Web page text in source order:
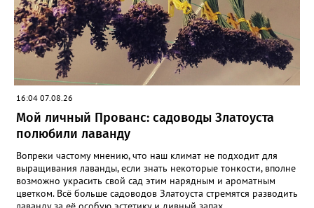
16:04 07.08.26
Мой личный Прованс: садоводы Златоуста
полюбили лаванду
Вопреки частому мнению, что наш климат не подходит для
выращивания лаванды, если знать некоторые тонкости, вполне
возможно украсить свой сад этим нарядным и ароматным
цветком. Всё больше садоводов Златоуста стремятся разводить